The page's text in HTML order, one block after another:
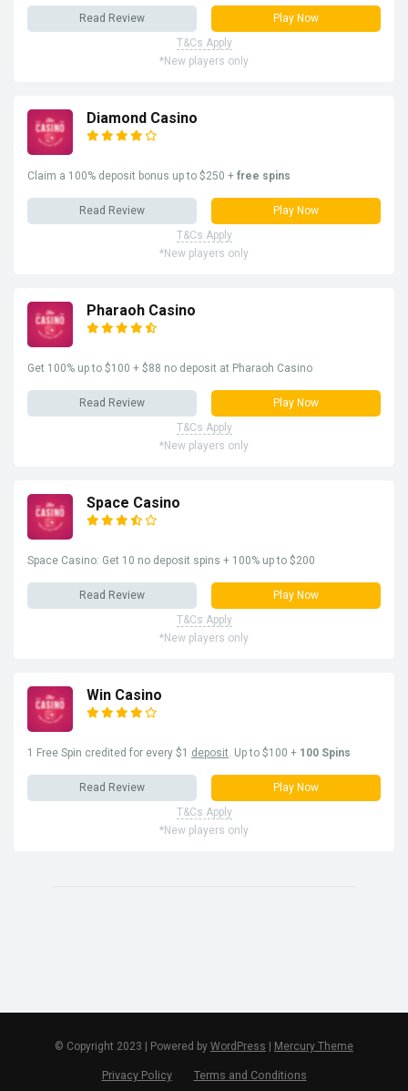
Read Review
Play Now
T&Cs Apply
*New players only
Diamond Casino
Claim a 100% deposit bonus up to $250 + free spins
Read Review
Play Now
T&Cs Apply
*New players only
Pharaoh Casino
Get 100% up to $100 + $88 no deposit at Pharaoh Casino
Read Review
Play Now
T&Cs Apply
*New players only
Space Casino
Space Casino: Get 10 no deposit spins + 100% up to $200
Read Review
Play Now
T&Cs Apply
*New players only
Win Casino
1 Free Spin credited for every $1 deposit. Up to $100 + 100 Spins
Read Review
Play Now
T&Cs Apply
*New players only
© Copyright 2023 | Powered by WordPress | Mercury Theme
Privacy Policy Terms and Conditions